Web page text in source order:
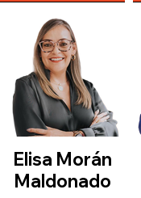
Elisa Morán
Maldonado